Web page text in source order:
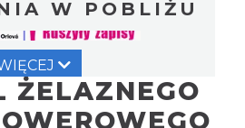
W POBLIŻU
ŻELAZNEGO